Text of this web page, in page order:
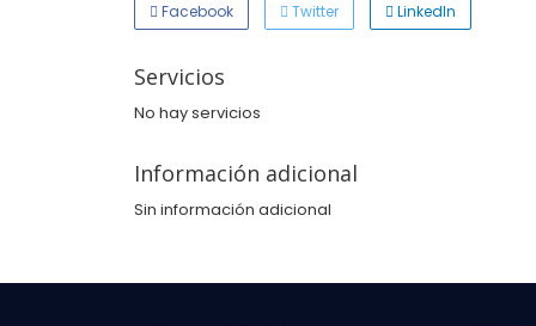
Facebook Twitter LinkedIn
Servicios
No hay servicios
Información adicional
Sin información adicional